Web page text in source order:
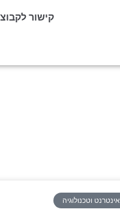
קישור
אינטרנט וטכנולוגיה